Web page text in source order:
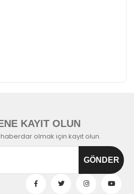
KAYIT OLUN
olmak için kayıt olun.